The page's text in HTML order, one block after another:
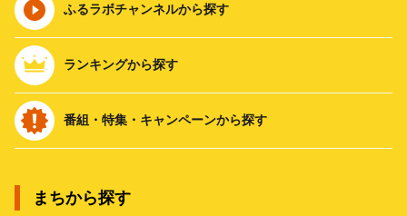
ふるラボチャンネルから探す
ランキングから探す
番組・特集・キャンペーンから探す
まちから探す